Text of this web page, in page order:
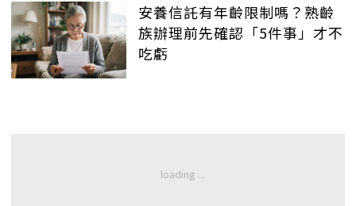
安養信託有年齡限制嗎？熟齡
族辦理前先確認「5件事」才不
吃虧